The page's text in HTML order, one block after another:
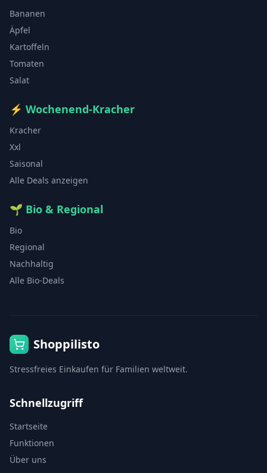
Bananen
Äpfel
Kartoffeln
Tomaten
Salat
⚡ Wochenend-Kracher
Kracher
Xxl
Saisonal
Alle Deals anzeigen
🌱 Bio & Regional
Bio
Regional
Nachhaltig
Alle Bio-Deals
Shoppilisto
Stressfreies Einkaufen für Familien weltweit.
Schnellzugriff
Startseite
Funktionen
Über uns